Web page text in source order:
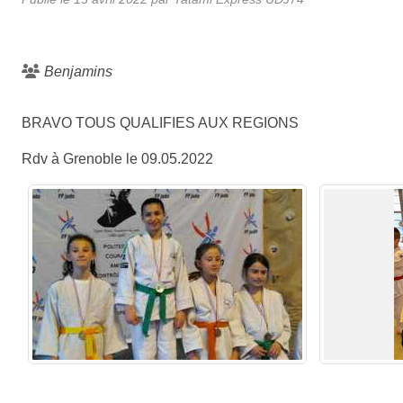
Benjamins
BRAVO TOUS QUALIFIES AUX REGIONS
Rdv à Grenoble le 09.05.2022